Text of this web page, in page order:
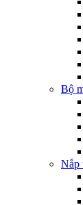
Bộ
Nắp